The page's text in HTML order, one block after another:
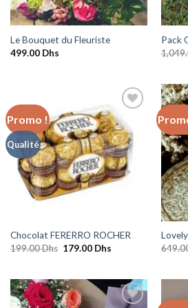
Le Bouquet du Fleuriste
499.00 Dhs
Pack
Promo !
Qualité
Ajouter
à la
wishlist
Chocolat FERERRO ROCHER
199.00Dhs Le
199.00 Dhs.
179.00 DhsLe
179.00 Dhs.